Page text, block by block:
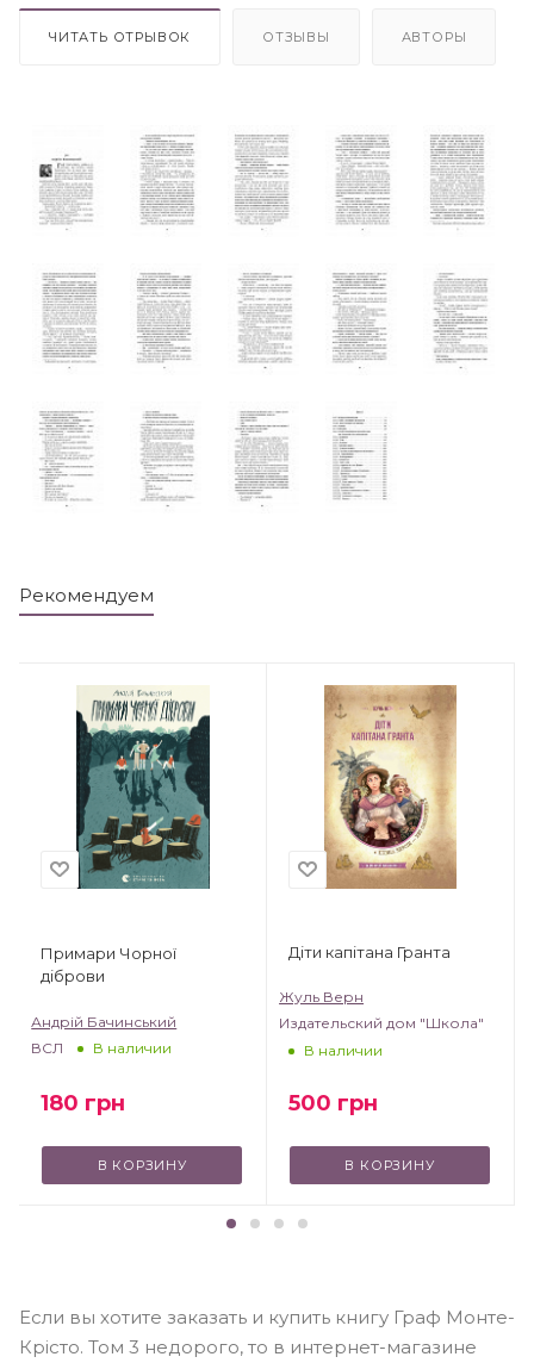
ЧИТАТЬ ОТРЫВОК ОТЗЫВЫ АВТОРЫ
Рекомендуем
Примари Чорної
діброви
Андрій Бачинський
ВСЛ
В наличии
180 грн
В КОРЗИНУ
Діти капітана Гранта
Жуль Верн
Издательский дом "Школа"
В наличии
500 грн
В КОРЗИНУ
Если вы хотите заказать и купить книгу Граф Монте-
Крісто. Том 3 недорого, то в интернет-магазине